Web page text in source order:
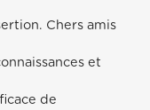
Chers amis
et
de